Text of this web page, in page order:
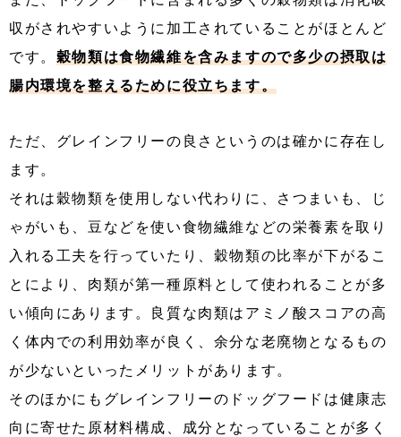
収がされやすいように加工されていることがほとんど
です。 穀物類は食物繊維を含みますので多少の摂取は
腸内環境を整えるために役立ちます。
ただ、グレインフリーの良さというのは確かに存在し
ます。
それは穀物類を使用しない代わりに、さつまいも、じ
ゃがいも、豆などを使い食物繊維などの栄養素を取り
入れる工夫を行っていたり、穀物類の比率が下がるこ
とにより、肉類が第一種原料として使われることが多
い傾向にあります。良質な肉類はアミノ酸スコアの高
く体内での利用効率が良く、余分な老廃物となるもの
が少ないといったメリットがあります。
そのほかにもグレインフリーのドッグフードは健康志
向に寄せた原材料構成、成分となっていることが多く